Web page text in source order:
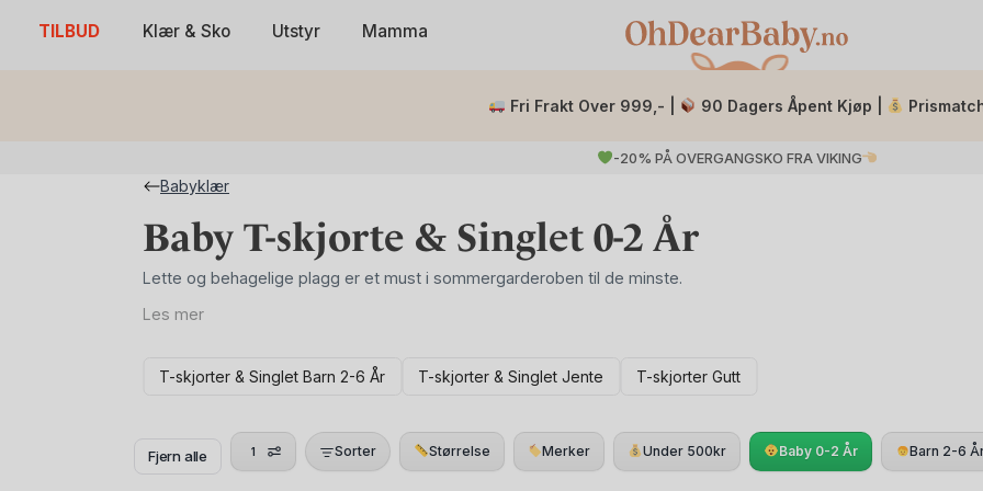
TILBUD Klær & Sko Utstyr Mamma
Fri Frakt Over 999,- | 90 Dagers Åpent Kjøp |
-20% PÅ OVERGANGSKO FRA VIKING
Babyklær
Baby T-skjorte & Singlet 0-2 År
Lette og behagelige plagg er et must i sommergarderoben til de minste.
kvalitet og bevegelsesfrihet for barn fra nyfødt og opp til 2 år.
pustende og slitesterkt, perfekt for aktive dager inne og ute. Merinoull er temperaturregulerende og superlett,
kjølige sommerdager eller inne i vognen under trilleturen.
Les mer
T-skjorter & Singlet Barn 2-6 År T-skjorter & Singlet Jente T-skjorter Gutt
Fjern alle 1 Sorter Størrelse Merker Under 500kr Baby 0-2 År Barn 2-6